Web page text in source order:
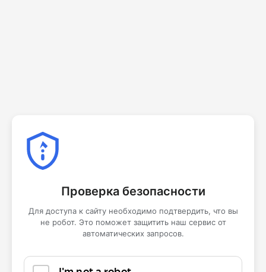
Проверка безопасности
Для доступа к сайту необходимо подтвердить, что вы
не робот. Это поможет защитить наш сервис от
автоматических запросов.